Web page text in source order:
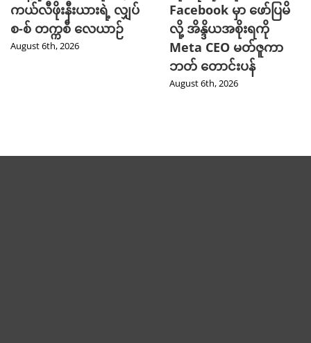
ကယ်လီဖိုးနီးယားရဲ့ လျှပ်
စ-စ် တက္ကစီ လေယာဉ်
August 6th, 2026
Facebook မှာ ဖော်ပြမိ
လို့ အိန္ဒိယအစိုးရကို
Meta CEO မတ်ဇူကာ
ဘတ် တောင်းပန်
August 6th, 2026